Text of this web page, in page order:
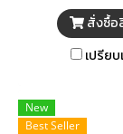
สั่งซื้อ
เปรีย
New
Best Seller